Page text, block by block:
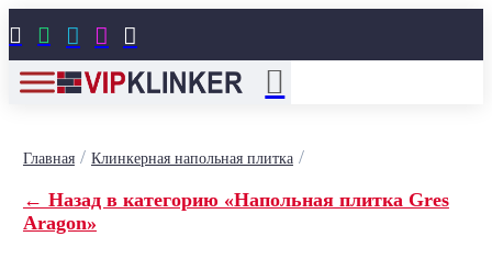
    
Главная/ Клинкерная напольная плитка/
← Назад в категорию «Напольная плитка Gres
Aragon»